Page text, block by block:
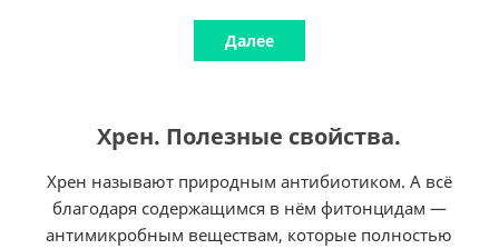
Далее
Хрен. Полезные свойства.
Хрен называют природным антибиотиком. А всё
благодаря содержащимся в нём фитонцидам —
антимикробным веществам, которые полностью